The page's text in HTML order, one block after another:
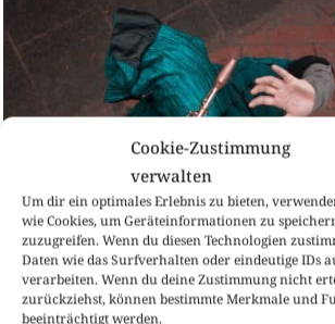
Cookie-Zustimmung
verwalten
Um dir ein optimales Erlebnis zu bieten,
wie Cookies, um Geräteinformationen zu
zuzugreifen. Wenn du diesen Technologien
Daten wie das Surfverhalten oder eindeutige IDs
verarbeiten. Wenn du deine Zustimmung nicht
zurückziehst, können bestimmte Merkmale und
beeinträchtigt werden.